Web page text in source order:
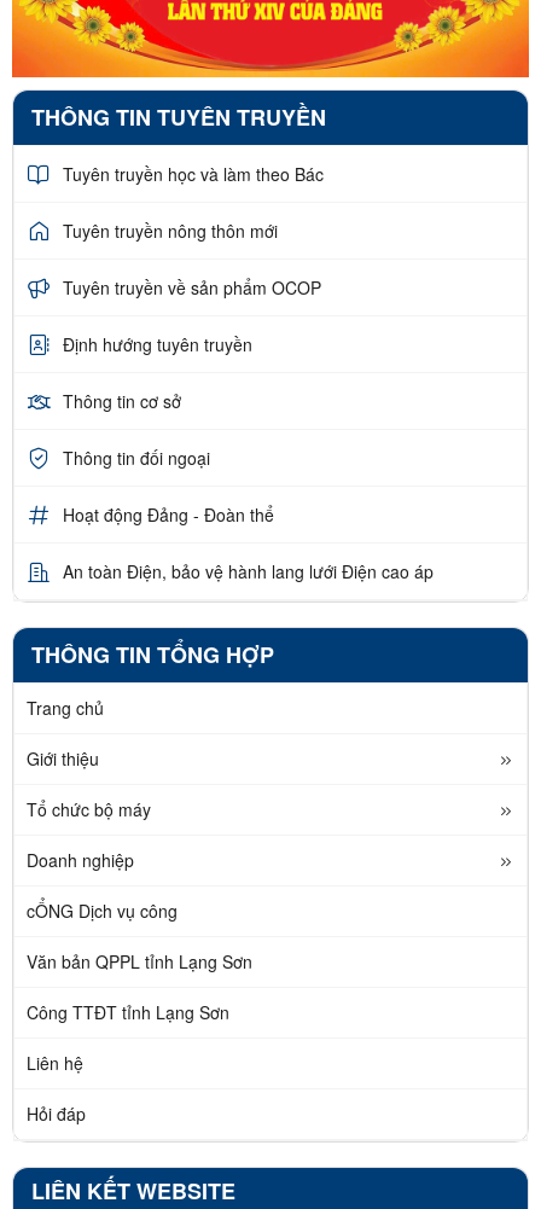
THÔNG TIN TUYÊN TRUYỀN
Tuyên truyền học và làm theo Bác
Tuyên truyền nông thôn mới
Tuyên truyền về sản phẩm OCOP
Định hướng tuyên truyền
Thông tin cơ sở
Thông tin đối ngoại
Hoạt động Đảng - Đoàn thể
An toàn Điện, bảo vệ hành lang lưới Điện cao áp
THÔNG TIN TỔNG HỢP
Trang chủ
Giới thiệu
Tổ chức bộ máy
Doanh nghiệp
cỔNG Dịch vụ công
Văn bản QPPL tỉnh Lạng Sơn
Công TTĐT tỉnh Lạng Sơn
Liên hệ
Hỏi đáp
LIÊN KẾT WEBSITE